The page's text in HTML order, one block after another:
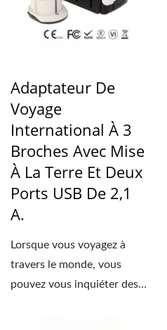
Adaptateur De
Voyage
International À 3
Broches Avec Mise
À La Terre Et Deux
Ports USB De 2,1
A.
Lorsque vous voyagez à
travers le monde, vous
pouvez vous inquiéter des